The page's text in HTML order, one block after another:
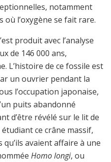
notamment
l’oxygène se fait rare.
produit avec l’analyse
de 146 000 ans,
L’histoire de ce fossile est
un ouvrier pendant la
l’occupation japonaise,
puits abandonné
d’être révélé sur le lit de
ce crâne massif,
avaient affaire à une
Homo longi, ou